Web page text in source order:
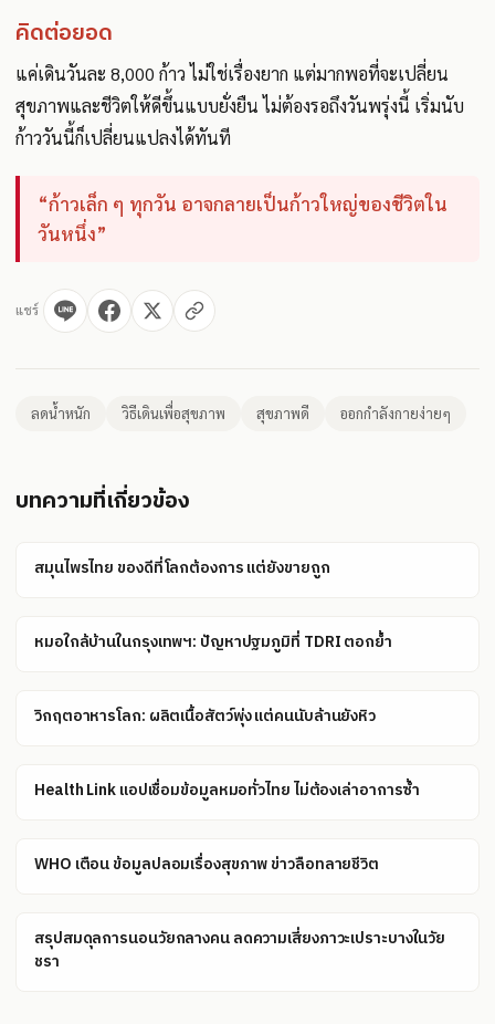
คิดต่อยอด
แค่เดินวันละ 8,000 ก้าว ไม่ใช่เรื่องยาก แต่มากพอที่จะเปลี่ยน
สุขภาพและชีวิตให้ดีขึ้นแบบยั่งยืน ไม่ต้องรอถึงวันพรุ่งนี้ เริ่มนับ
ก้าววันนี้ก็เปลี่ยนแปลงได้ทันที
“ก้าวเล็ก ๆ ทุกวัน อาจกลายเป็นก้าวใหญ่ของชีวิตใน
วันหนึ่ง”
แชร์
ลดน้ำหนัก วิธีเดินเพื่อสุขภาพ สุขภาพดี ออกกำลังกายง่ายๆ
บทความที่เกี่ยวข้อง
สมุนไพรไทย ของดีที่โลกต้องการ แต่ยังขายถูก
หมอใกล้บ้านในกรุงเทพฯ: ปัญหาปฐมภูมิที่ TDRI ตอกย้ำ
วิกฤตอาหารโลก: ผลิตเนื้อสัตว์พุ่ง แต่คนนับล้านยังหิว
Health Link แอปเชื่อมข้อมูลหมอทั่วไทย ไม่ต้องเล่าอาการซ้ำ
WHO เตือน ข้อมูลปลอมเรื่องสุขภาพ ข่าวลือทลายชีวิต
สรุปสมดุลการนอนวัยกลางคน ลดความเสี่ยงภาวะเปราะบางในวัย
ชรา